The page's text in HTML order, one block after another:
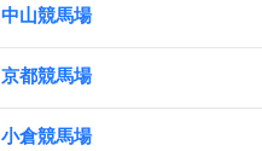
中山競馬場
京都競馬場
小倉競馬場